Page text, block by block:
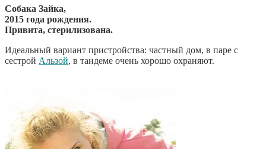
Собака Зайка,
2015 года рождения.
Привита, стерилизована.
Идеальный вариант пристройства: частный дом, в паре с
сестрой Альзой, в тандеме очень хорошо охраняют.